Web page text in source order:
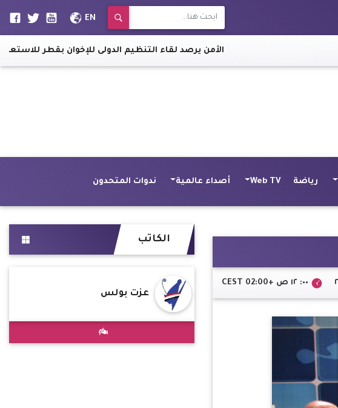
EN
الأمن يرصد لقاء التنظيم الدولى للإخوان بقطر للاستعداد لـ"6 أكتوبر"
رياضة Web TV أصداء عالمية ندوات المتحدون
٠٠: ١٢ ص +02:00 CEST
الكاتب
عزت بولس